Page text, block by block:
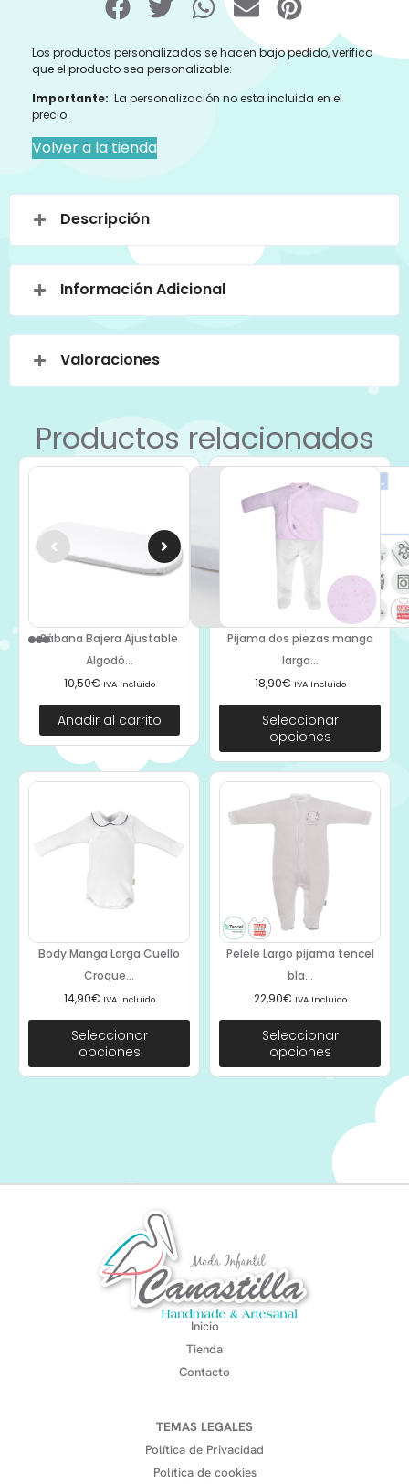
Los productos personalizados se hacen bajo pedido, verifica
que el producto sea personalizable:
Importante: La personalización no esta incluida en el
precio.
Volver a la tienda
Descripción
Información Adicional
Valoraciones
Productos relacionados
Sábana Bajera Ajustable
Algodó...
10,50€ IVA Incluido
Añadir al carrito
Pijama dos piezas manga
larga...
18,90€ IVA Incluido
Seleccionar
opciones
Body Manga Larga Cuello
Croque...
14,90€ IVA Incluido
Seleccionar
opciones
Pelele Largo pijama tencel
bla...
22,90€ IVA Incluido
Seleccionar
opciones
Inicio
Tienda
Contacto
TEMAS LEGALES
Política de Privacidad
Política de cookies